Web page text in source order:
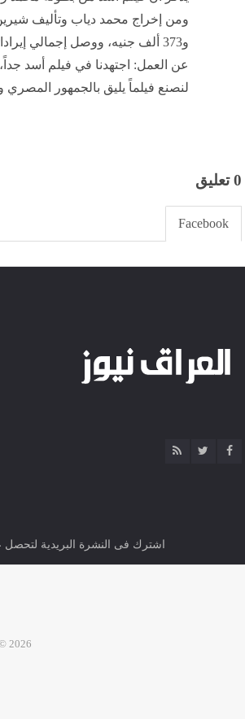
عن العمل: اجتهدنا في فيلم أسد
لنصنع فيلماً يليق بالجمهور المصري
0 تعليق
Facebook
اشترك فى النشرة البريدية لتحصل
2026 ©